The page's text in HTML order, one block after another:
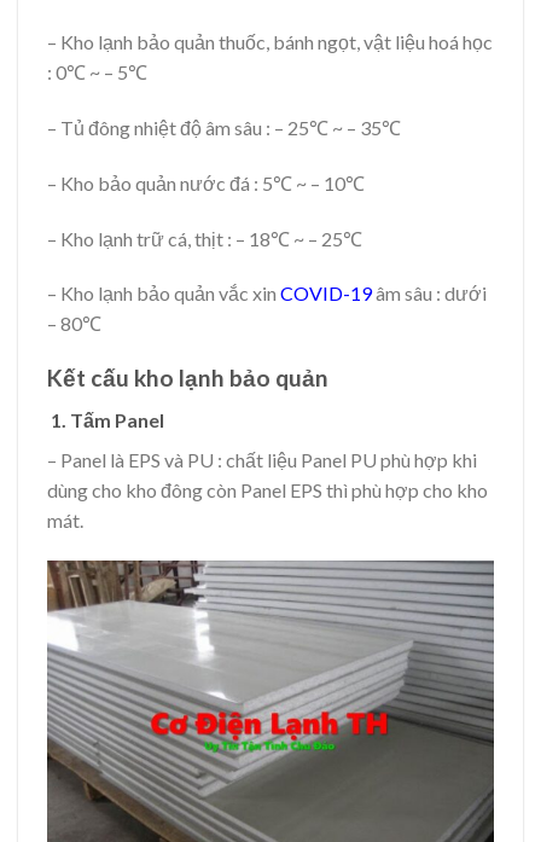
– Kho lạnh bảo quản thuốc, bánh ngọt, vật liệu hoá học
: 0℃ ~ – 5℃
– Tủ đông nhiệt độ âm sâu : – 25℃ ~ – 35℃
– Kho bảo quản nước đá : 5℃ ~ – 10℃
– Kho lạnh trữ cá, thịt : – 18℃ ~ – 25℃
– Kho lạnh bảo quản vắc xin COVID-19âm sâu : dưới
– 80℃
Kết cấu kho lạnh bảo quản
1. Tấm Panel
– Panel là EPS và PU : chất liệu Panel PU phù hợp khi
dùng cho kho đông còn Panel EPS thì phù hợp cho kho
mát.